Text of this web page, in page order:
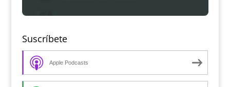
Suscríbete
Apple Podcasts